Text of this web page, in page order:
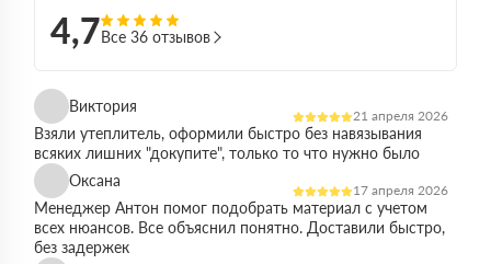
4,7Все 36 отзывов
Виктория
21 апреля 2026
Взяли утеплитель, оформили быстро без навязывания
всяких лишних "докупите", только то что нужно было
Оксана
17 апреля 2026
Менеджер Антон помог подобрать материал с учетом
всех нюансов. Все объяснил понятно. Доставили быстро,
без задержек